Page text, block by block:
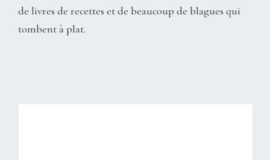
de livres de recettes et de beaucoup de blagues qui
tombent à plat.